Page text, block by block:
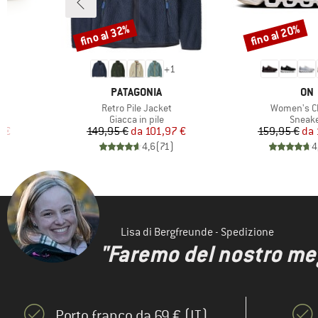
€
+1
MARCHIO
PATAGONIA
Articolo
Retro Pile Jacket
Gruppo di prodotti
Giacca in pile
Prezzo
149,95 € Prezzo ridotto
da 101,97 €
4,6(71)
Sconto
fino al 32%
ON
Articolo
Women's
159,95 € da
Sconto
fino al 20%
Lisa di Bergfreunde - Spedizione
"Faremo del nostro